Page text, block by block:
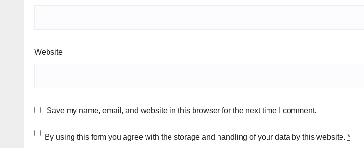
Website
Save my name, email, and website in this browser for the next time I comment.
By using this form you agree with the storage and handling of your data by this website. *